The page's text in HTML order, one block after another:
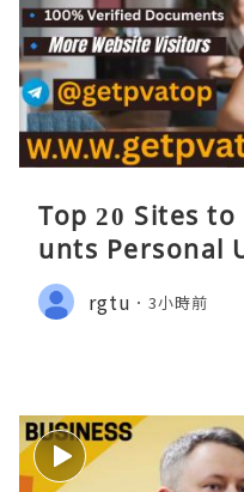
Top 20 Sites
unts Personal
rgtu 3小時前